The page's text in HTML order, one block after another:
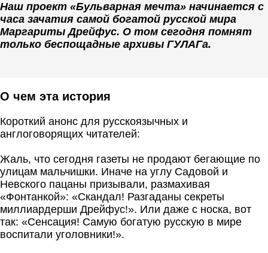
Наш проект «Бульварная мечта» начинается с
часа зачатия самой богатой русской мира
Маргариты Дрейфус. О том сегодня помнят
только беспощадные архивы ГУЛАГа.
О чем эта история
Короткий анонс для русскоязычных и
англоговорящих читателей:
Жаль, что сегодня газеты не продают бегающие по
улицам мальчишки. Иначе на углу Садовой и
Невского пацаны призывали, размахивая
«Фонтанкой»: «Скандал! Разгаданы секреты
миллиардерши Дрейфус!». Или даже с носка, вот
так: «Сенсация! Самую богатую русскую в мире
воспитали уголовники!».